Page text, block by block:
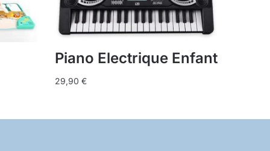
Piano Electrique Enfant
29,90 €
produit